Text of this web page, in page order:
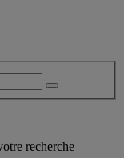
recherche